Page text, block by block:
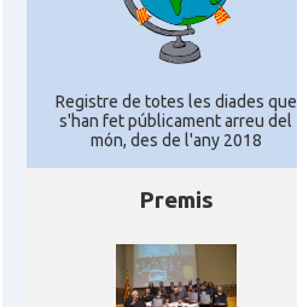
Registre de totes les diades que
s'han fet públicament arreu del
món, des de l'any 2018
Premis